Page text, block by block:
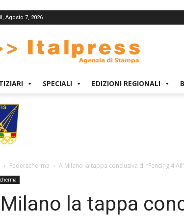
Agosto 7, 2026
SPECIALI EDIZIONI REGIONALI
Federscherma A Milano la tappa conclusiva di “Fencing 4
la tappa